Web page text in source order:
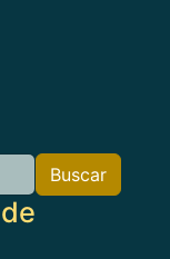
Buscar